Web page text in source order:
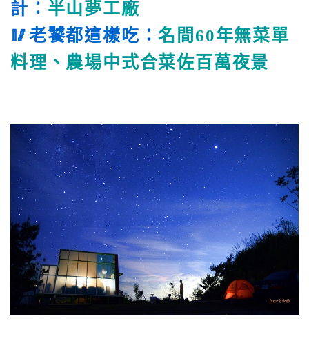
計： 半山夢工廠
🥢老饕都這樣吃：名間60年無菜單
料理、 農場中式合菜佐百萬夜景